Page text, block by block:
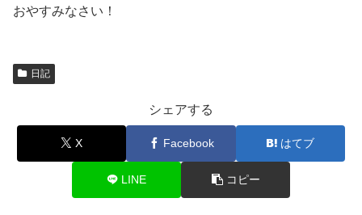
おやすみなさい！
日記
シェアする
X Facebook はてブ
LINE コピー